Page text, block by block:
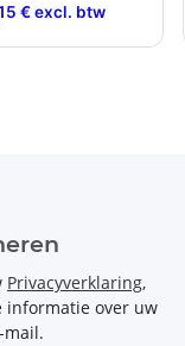
€ excl. btw
Privacyverklaring,
informatie over uw